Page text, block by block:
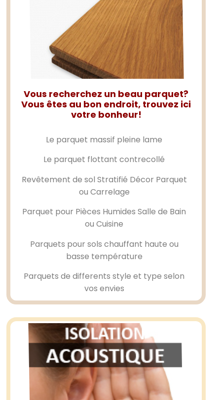
Vous recherchez un beau parquet?
Vous êtes au bon endroit, trouvez ici
votre bonheur!
Le parquet massif pleine lame
Le parquet flottant contrecollé
Revêtement de sol Stratifié Décor Parquet
ou Carrelage
Parquet pour Pièces Humides Salle de Bain
ou Cuisine
Parquets pour sols chauffant haute ou
basse température
Parquets de differents style et type selon
vos envies